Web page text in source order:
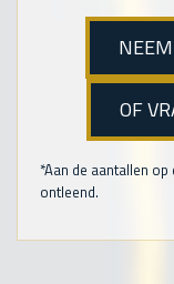
OF
*Aan de aantallen
ontleend.